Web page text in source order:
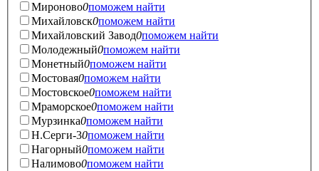
Мироново0поможем найти
Михайловск0поможем найти
Михайловский Завод0поможем найти
Молодежный0поможем найти
Монетный0поможем найти
Мостовая0поможем найти
Мостовское0поможем найти
Мраморское0поможем найти
Мурзинка0поможем найти
Н.Серги-30поможем найти
Нагорный0поможем найти
Налимово0поможем найти